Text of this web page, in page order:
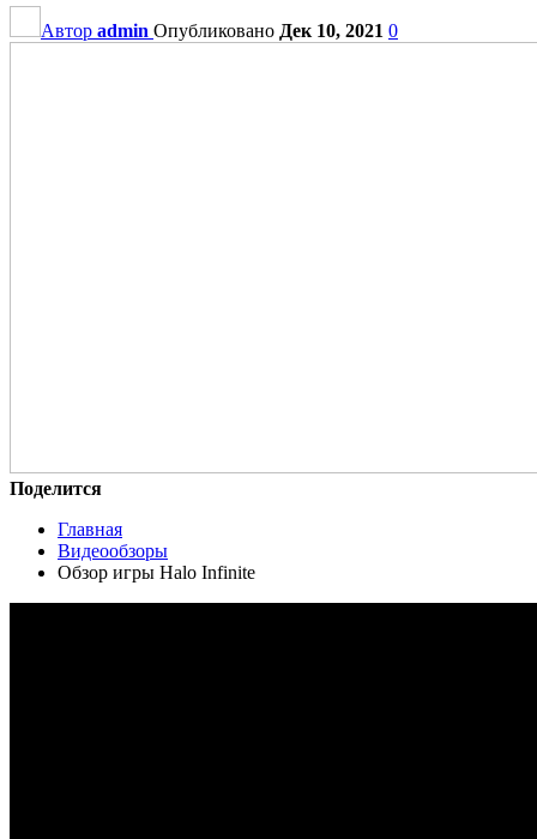
Автор admin Опубликовано Дек 10, 2021 0
Поделится
Главная
Видеообзоры
Обзор игры Halo Infinite